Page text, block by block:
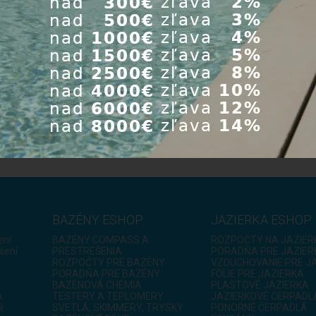
iGarden
WOOD
15 ...
€
Tepelné čerpadlo iGarden
Aquark Mr.Silence WOOD
30+ s chladením, 12 ...
3 286,00 €
Tepelné
Aquark
30+ s
2
BAZÉNY ESHOP
BAZÉNY COMPASS A
PRESTREŠENIA
ROZPOČTY PRE BAZÉNY
PORADŇA PRE BAZÉNY
BAZÉNOVÁ CHÉMIA
TESTERY A TEPLOMERY
SVETLÁ, SKIMMERY, TRYSKY
JAZIERKA ESHOP
ROZPOČTY NA
PORADŇA PRE
VZDUCHOVANIE PRE
FÓLIE PRE JAZIERKA
PLASTOVÉ JAZIERKA
JAZIERKOVÉ
PONORNÉ ČERPADLÁ